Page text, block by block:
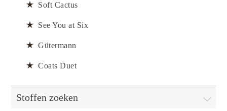
Soft Cactus
See You at Six
Gütermann
Coats Duet
Stoffen zoeken